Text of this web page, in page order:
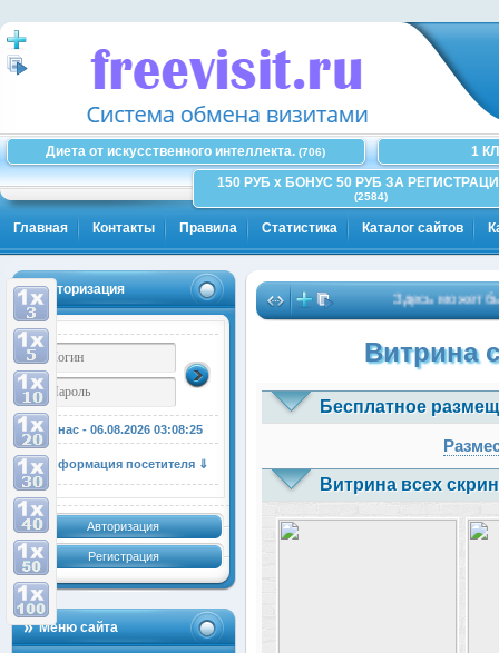
Диета от искусственного интеллекта. (706)
1
150 РУБ x БОНУС 50 РУБ ЗА
(2584)
Главная Контакты Правила Статистика Каталог сайтов
Авторизация
У нас - 06.08.2026 03:08:25
Информация посетителя ⇓
Авторизация
Регистрация
Меню сайта
Здесь может быть
Витрина
Бесплатное
Витрина всех